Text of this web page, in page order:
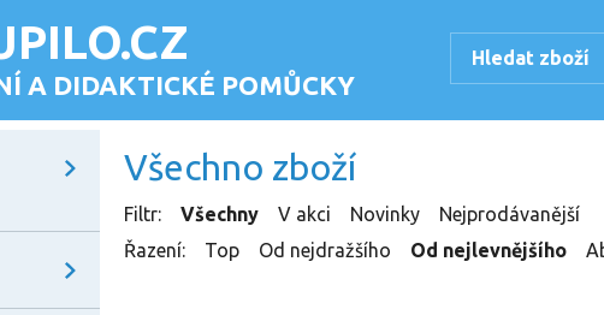
A DIDAKTICKÉ POMŮCKY
Všechno zboží
Filtr: Všechny V akci Novinky
Nejprodávanější
Řazení: Top Od nejdražšího Od nejlevnějšího